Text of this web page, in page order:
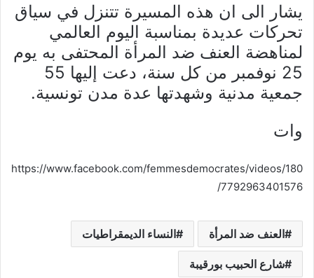
يشار الى ان هذه المسيرة تتنزل في سياق
تحركات عديدة بمناسبة اليوم العالمي
لمناهضة العنف ضد المرأة المحتفى به يوم
25 نوفمبر من كل سنة، دعت إليها 55
جمعية مدنية وشهدتها عدة مدن تونسية.
وات
https://www.facebook.com/femmesdemocrates/videos/180
7792963401576/
العنف ضد المرأة النساء الديمقراطيات
شارع الحبيب بورقيبة